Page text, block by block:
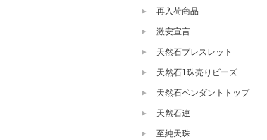
再入荷商品
激安宣言
天然石ブレスレット
天然石1珠売りビーズ
天然石ペンダントトップ
天然石連
至純天珠